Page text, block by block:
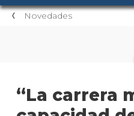
Novedades
“La carrera